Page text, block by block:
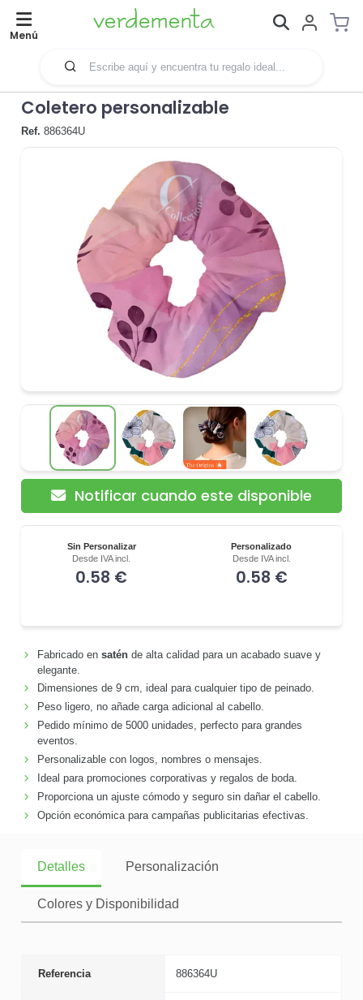
Menú
Coletero personalizable
Ref. 886364U
Sin Personalizar
Desde IVA incl.
0.58 €
Personalizado
Desde IVA incl.
0.58 €
Notificar cuando este disponible
Fabricado en saténde alta calidad para un acabado suave y
elegante.
Dimensiones de 9 cm, ideal para cualquier tipo de peinado.
Peso ligero, no añade carga adicional al cabello.
Pedido mínimo de 5000 unidades, perfecto para grandes
eventos.
Personalizable con logos, nombres o mensajes.
Ideal para promociones corporativas y regalos de boda.
Proporciona un ajuste cómodo y seguro sin dañar el cabello.
Opción económica para campañas publicitarias efectivas.
Detalles Personalización
Colores y Disponibilidad
Referencia 886364U